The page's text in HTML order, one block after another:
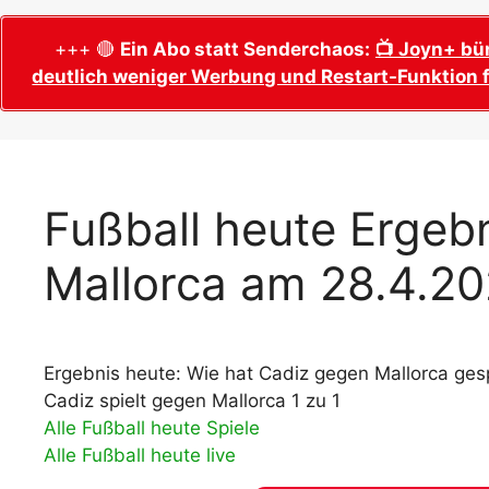
Wer wird Fußball-Weltmeister 2026?
Alle WM 2026 Trainer
Adidas Trionda: offizielle WM 2026
Spielball
WM 2026 Qualifikation in Europa: Tabelle
& Spielplan
WM 2026
Termine,
WM 2026
WM 2026
Spielort
+++ 🔴 Ein Abo statt Senderchaos: 📺 Joyn+
deutlich weniger Werbung und Restart-
Fußball heute
Mallorca am
Ergebnis heute: Wie hat Cadiz gegen Mallorca
Cadiz spielt gegen Mallorca 1 zu 1
Alle Fußball heute Spiele
Alle Fußball heute live